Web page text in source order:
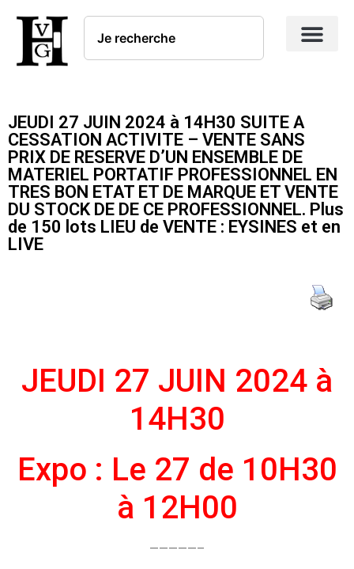
JEUDI 27 JUIN 2024 à 14H30 SUITE A
CESSATION ACTIVITE – VENTE SANS
PRIX DE RESERVE D’UN ENSEMBLE DE
MATERIEL PORTATIF PROFESSIONNEL EN
TRES BON ETAT ET DE MARQUE ET VENTE
DU STOCK DE DE CE PROFESSIONNEL. Plus
de 150 lots LIEU de VENTE : EYSINES et en
LIVE
JEUDI 27 JUIN 2024 à
14H30
Expo : Le 27 de 10H30
à 12H00
—————–